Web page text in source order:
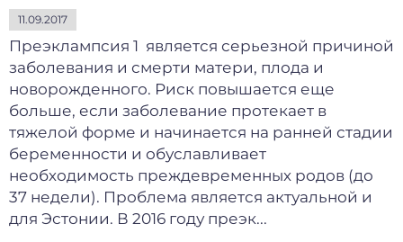
11.09.2017
Преэклампсия 1 является серьезной причиной
заболевания и смерти матери, плода и
новорожденного. Риск повышается еще
больше, если заболевание протекает в
тяжелой форме и начинается на ранней стадии
беременности и обуславливает
необходимость преждевременных родов (до
37 недели). Проблема является актуальной и
для Эстонии. В 2016 году преэк...